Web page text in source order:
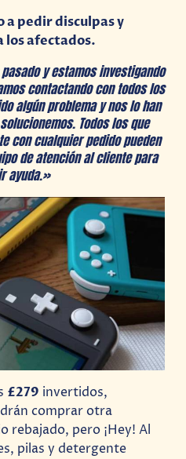
a pedir disculpas y
los afectados.
y estamos investigando
contactando con todos los
algún problema y nos lo han
Todos los que
con cualquier pedido pueden
de atención al cliente para
ayuda.»
£279 invertidos,
comprar otra
rebajado, pero ¡Hey! Al
pilas y detergente